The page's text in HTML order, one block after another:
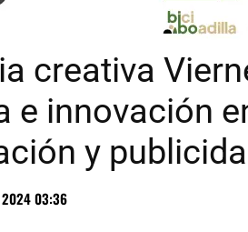
creativa
e innovación
y
2024 03:36